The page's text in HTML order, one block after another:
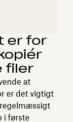
er for
filer
at
er det vigtigt
regelmæssigt
i første